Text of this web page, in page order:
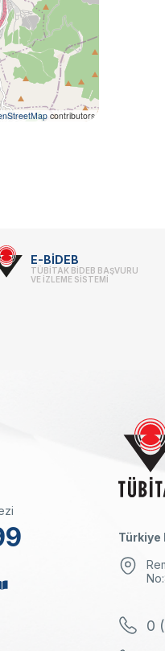
contributors
E-BİDEB
TÜBİTAK BİDEB BAŞVURU
VE İZLEME SİSTEMİ
Türkiye
0